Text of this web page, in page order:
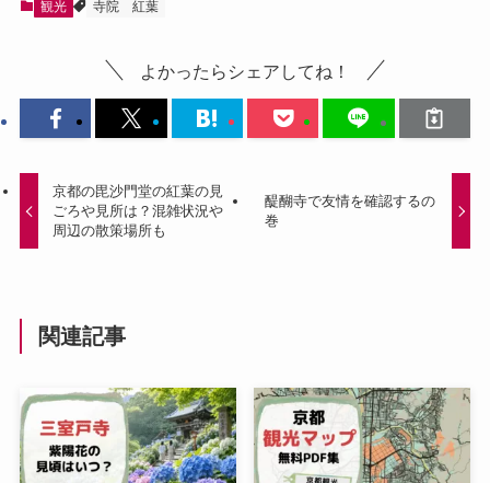
観光 寺院 紅葉
よかったらシェアしてね！
京都の毘沙門堂の紅葉の見
ごろや見所は？混雑状況や
周辺の散策場所も
醍醐寺で友情を確認するの
巻
関連記事